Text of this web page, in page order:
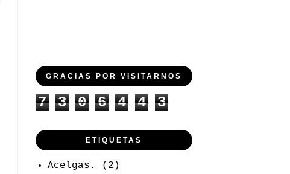
GRACIAS POR VISITARNOS
7 3 0 6 4 4 3
ETIQUETAS
Acelgas. (2)